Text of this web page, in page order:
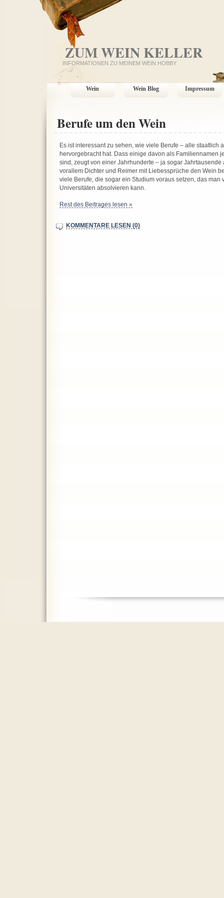
ZUM WEIN KELLER
INFORMATIONEN ZU MEINEM WEIN HOBBY
Wein Wein Blog Impressum
Berufe um den Wein
Es ist interessant zu sehen, wie viele Berufe – alle staatlich
hervorgebracht hat. Dass einige davon als Familiennamen
sind, zeugt von einer Jahrhunderte – ja sogar Jahrtausende
vorallem Dichter und Reimer mit Liebessprüche den Wein
viele Berufe, die sogar ein Studium voraus setzen, das man
Universitäten absolvieren kann.
Rest des Beitrages lesen »
KOMMENTARE LESEN (0)